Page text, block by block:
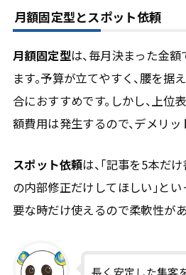
月額固定型とスポット依頼
月額固定型は、毎月決まった金
ます。予算が立てやすく、腰を
合におすすめです。しかし、上位
額費用は発生するので、デメリッ
スポット依頼は、「記事を5本だ
の内部修正だけしてほしい」とい
要な時だけ使えるので柔軟性があ
長く安定した集客